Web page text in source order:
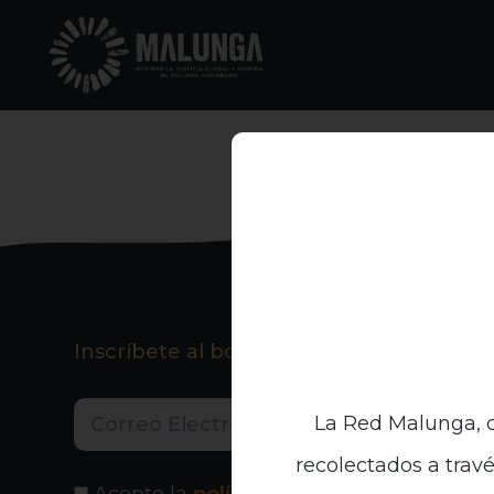
Inscríbete al boletín informativo
La Red Malunga,
recolectados a